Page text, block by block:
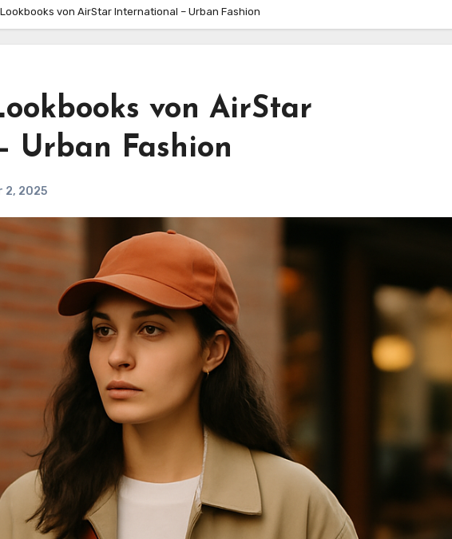
von AirStar International – Urban Fashion
von AirStar
Urban Fashion
2, 2025